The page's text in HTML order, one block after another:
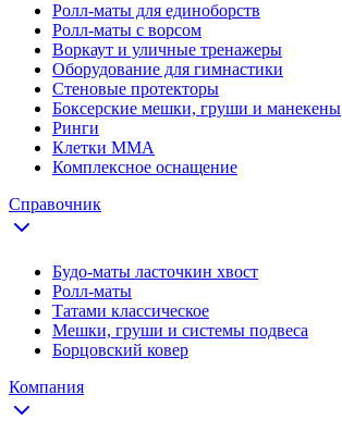
Ролл-маты для единоборств
Ролл-маты с ворсом
Воркаут и уличные тренажеры
Оборудование для гимнастики
Стеновые протекторы
Боксерские мешки, груши и манекены
Ринги
Клетки ММА
Комплексное оснащение
Справочник
Будо-маты ласточкин хвост
Ролл-маты
Татами классическое
Мешки, груши и системы подвеса
Борцовский ковер
Компания